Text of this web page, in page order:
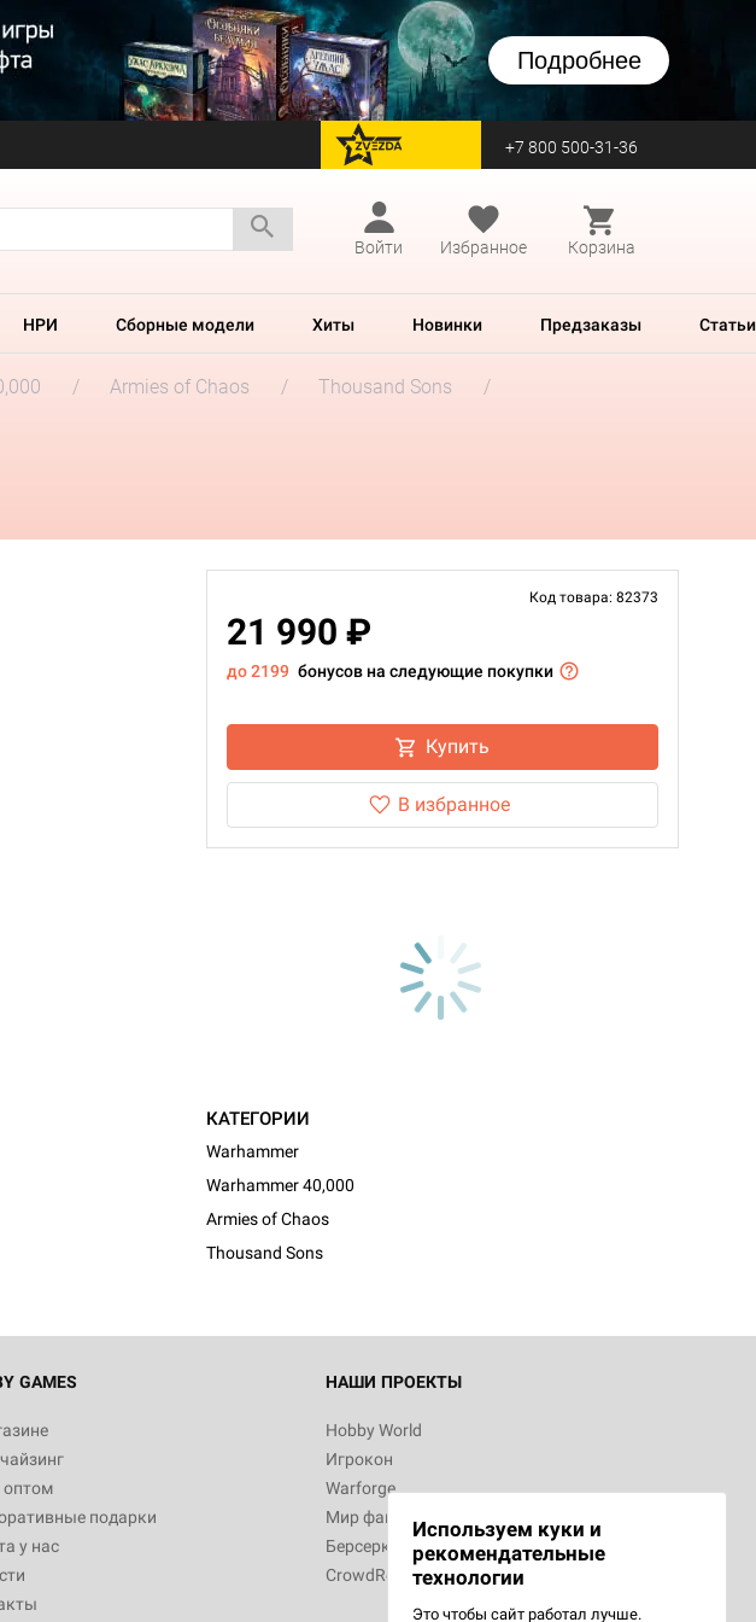
Подробнее
перейти на Zvezda +7 800 500-31-36
Войти
Избранное Корзина
НРИ Сборные модели Хиты Новинки Предзаказы Статьи
Armies of Chaos
Thousand Sons
Код товара: 82373
21 990 ₽
до 2199 бонусов на следующие покупки
Купить
В избранное
КАТЕГОРИИ
Warhammer
Warhammer 40,000
Armies of Chaos
Thousand Sons
GAMES
подарки
у нас
НАШИ ПРОЕКТЫ
Hobby World
Игрокон
Warforge
Мир фантастики
Берсерк
CrowdRepublic
Используем куки и
рекомендательные
технологии
Это чтобы сайт работал лучше.